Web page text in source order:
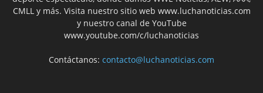
CMLL y más. Visita nuestro sitio web www.luchanoticias.com
y nuestro canal de YouTube
www.youtube.com/c/luchanoticias
Contáctanos: contacto@luchanoticias.com